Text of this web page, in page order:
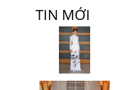
TIN MỚI